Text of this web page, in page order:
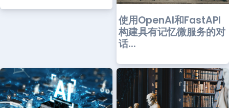
使用OpenAI和FastAPI
构建具有记忆微服务的对
话...